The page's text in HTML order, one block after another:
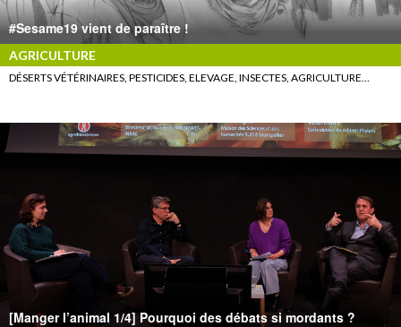
#Sesame19 vient de paraître !
AGRICULTURE
DÉSERTS VÉTÉRINAIRES, PESTICIDES, ELEVAGE, INSECTES, AGRICULTURE…
[Manger l’animal 1/4] Pourquoi des débats si mordants ?